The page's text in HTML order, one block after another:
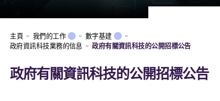
主頁 我們的工作
數字基建
政府資訊科技業務的信息
政府有關資訊科技的公開招標公告
政府有關資訊科技的公開招標公告